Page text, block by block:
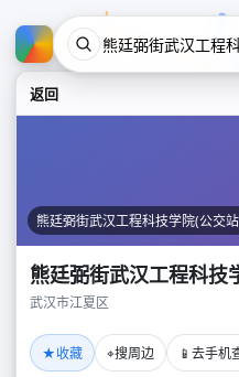
返回
熊廷弼街武汉工程科技学院(公交
熊廷弼街武汉工程科技
武汉市江夏区
★收藏 ⌖搜周边 📱 去手机